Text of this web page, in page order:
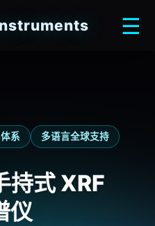
☰
系 多语言全球支持
持式 XRF
仪